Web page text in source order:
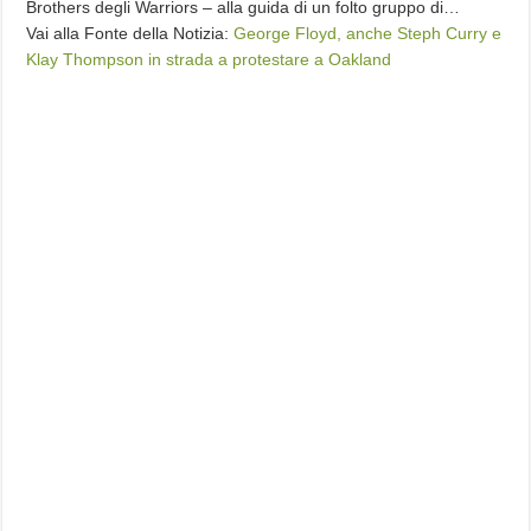
Brothers degli Warriors – alla guida di un folto gruppo di…
Vai alla Fonte della Notizia:George Floyd, anche Steph Curry e
Klay Thompson in strada a protestare a Oakland